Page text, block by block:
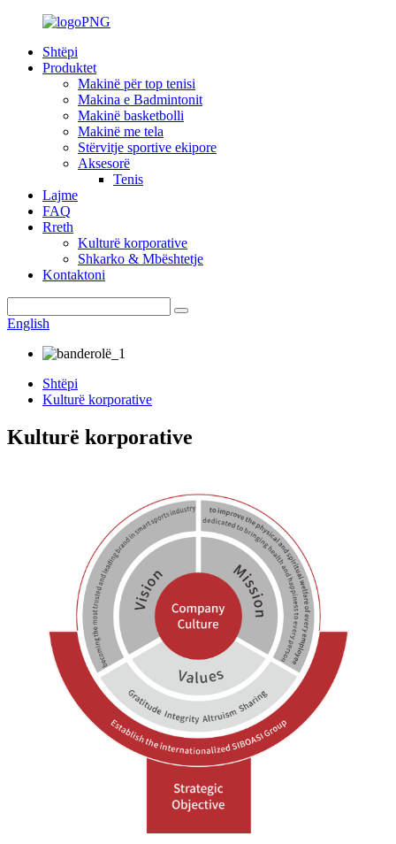
Shtëpi
Produktet
Makinë për top tenisi
Makina e Badmintonit
Makinë basketbolli
Makinë me tela
Stërvitje sportive ekipore
Aksesorë
Tenis
Lajme
FAQ
Rreth
Kulturë korporative
Shkarko & Mbështetje
Kontaktoni
English
Shtëpi
Kulturë korporative
Kulturë korporative